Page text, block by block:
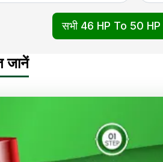
सभी 46 HP To 50
जानें